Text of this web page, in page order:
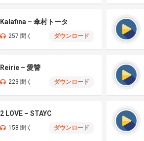
Kalafina – 傘村トータ
257 聞く ダウンロード
Reirie – 愛讐
223 聞く ダウンロード
2 LOVE – STAYC
158 聞く ダウンロード